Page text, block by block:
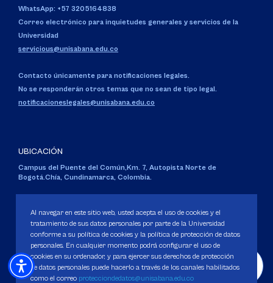
WhatsApp: +57 3205164838
Correo electrónico para inquietudes generales y servicios de la
Universidad
servicious@unisabana.edu.co
Contacto únicamente para notificaciones legales.
No se responderán otros temas que no sean de tipo legal.
notificacioneslegales@unisabana.edu.co
UBICACIÓN
Campus del Puente del Común,Km. 7, Autopista Norte de
Bogotá.Chía, Cundinamarca, Colombia.
Personería Jurídica:Resolución 130 del 14 de enero de 1980.
Ministerio de Educación Nacional.
Al navegar en este sitio web, usted acepta el uso de cookies y el
tratamiento de sus datos personales por parte de la Universidad
conforme a su política de cookies y la política de protección de datos
personales. En cualquier momento podrá configurar el uso de
cookies en su ordenador, y para ejercer sus derechos de protección
de datos personales puede hacerlo a través de los canales habilitados
como el correo protecciondedatos@unisabana.edu.co